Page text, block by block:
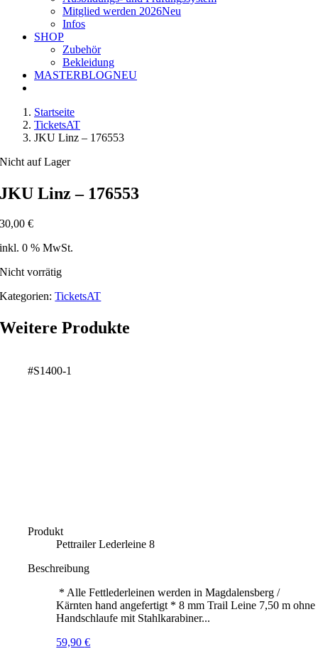
Mitglied werden 2026Neu
Infos
SHOP
Zubehör
Bekleidung
MASTERBLOGNEU
Startseite
TicketsAT
JKU Linz – 176553
Nicht auf Lager
JKU Linz – 176553
30,00€
inkl. 0 % MwSt.
Nicht vorrätig
Kategorien:TicketsAT
Weitere Produkte
#S1400-1
Produkt
Pettrailer Lederleine 8
Beschreibung
* Alle Fettlederleinen werden in Magdalensberg /
Kärnten hand angefertigt * 8 mm Trail Leine 7,50 m ohne
Handschlaufe mit Stahlkarabiner...
59,90€